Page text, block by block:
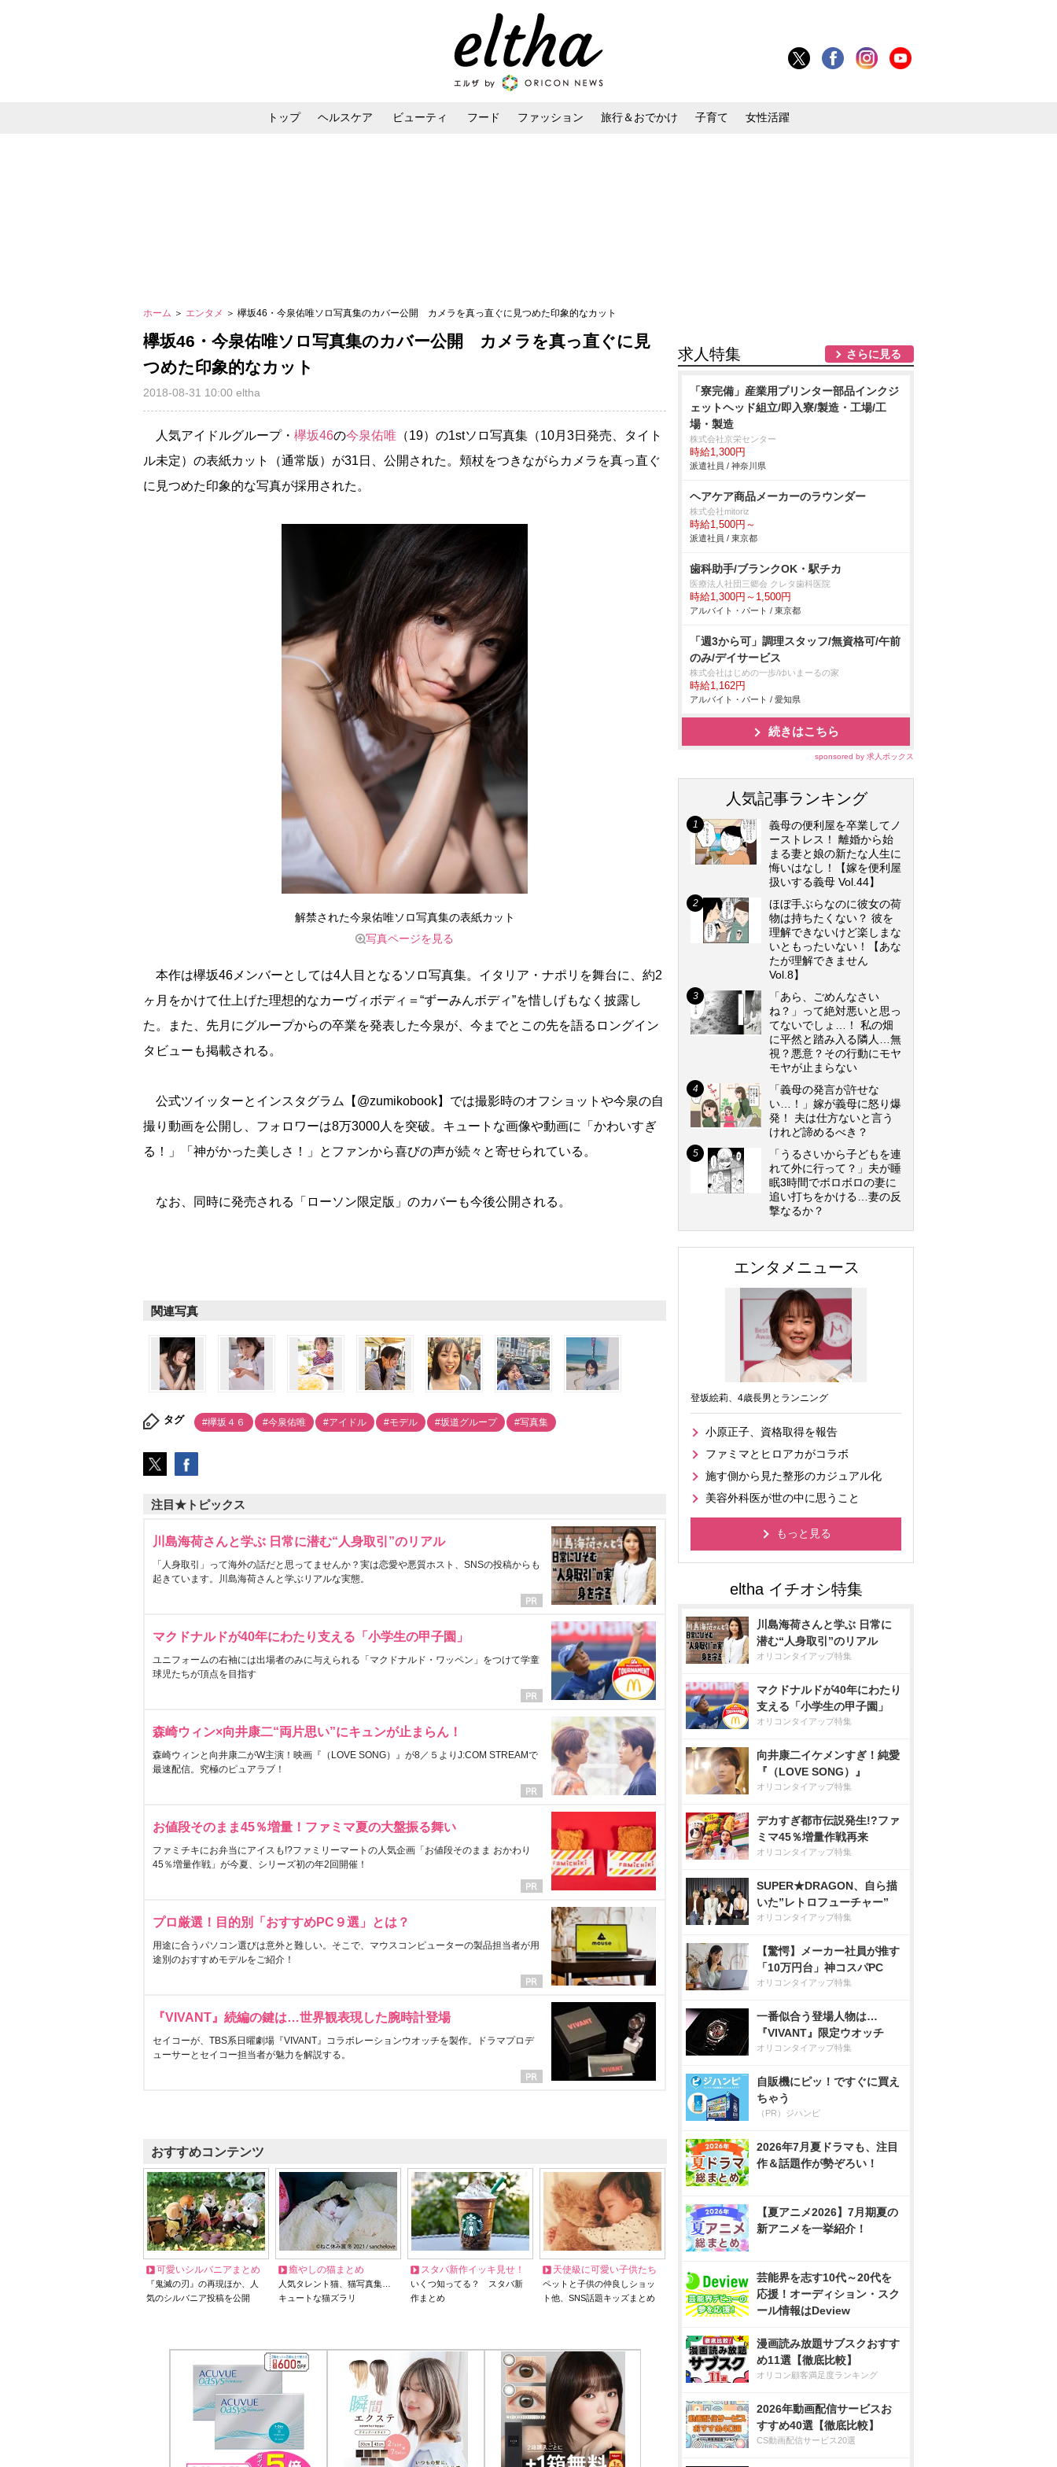
トップ ヘルスケア ビューティ フード ファッション 旅行＆おでかけ 子育て 女性活躍
ホーム ＞ エンタメ ＞ 欅坂46・今泉佑唯ソロ写真集のカバー公開 カメラを真っ直ぐに見つめた印象的なカット
欅坂46・今泉佑唯ソロ写真集のカバー公開 カメラを真っ直ぐに見
つめた印象的なカット
2018-08-31 10:00 eltha
人気アイドルグループ・ 欅坂46の今泉佑唯 （19）の1stソロ写真集（10月3日発売、タイト
ル未定）の表紙カット（通常版）が31日、公開された。頬杖をつきながらカメラを真っ直ぐ
に見つめた印象的な写真が採用された。
解禁された今泉佑唯ソロ写真集の表紙カット
写真ページを見る
本作は欅坂46メンバーとしては4人目となるソロ写真集。イタリア・ナポリを舞台に、約2
ヶ月をかけて仕上げた理想的なカーヴィボディ＝“ずーみんボディ”を惜しげもなく披露し
た。また、先月にグループからの卒業を発表した今泉が、今までとこの先を語るロングイン
タビューも掲載される。
公式ツイッターとインスタグラム【@zumikobook】では撮影時のオフショットや今泉の自
撮り動画を公開し、フォロワーは8万3000人を突破。キュートな画像や動画に「かわいすぎ
る！」「神がかった美しさ！」とファンから喜びの声が続々と寄せられている。
なお、同時に発売される「ローソン限定版」のカバーも今後公開される。
関連写真
タグ #欅坂４６ #今泉佑唯 #アイドル #モデル #坂道グループ #写真集
注目★トピックス
川島海荷さんと学ぶ 日常に潜む“人身取引”のリアル
「人身取引」って海外の話だと思ってませんか？実は恋愛や悪質ホスト、SNSの投稿からも
起きています。川島海荷さんと学ぶリアルな実態。
マクドナルドが40年にわたり支える「小学生の甲子園」
ユニフォームの右袖には出場者のみに与えられる「マクドナルド・ワッペン」をつけて学童
球児たちが頂点を目指す
森崎ウィン×向井康二“両片思い”にキュンが止まらん！
森崎ウィンと向井康二がW主演！映画『（LOVE SONG）』が8／５よりJ:COM STREAMで
最速配信。究極のピュアラブ！
お値段そのまま45％増量！ファミマ夏の大盤振る舞い
ファミチキにお弁当にアイスも!?ファミリーマートの人気企画「お値段そのまま おかわり
45％増量作戦」が今夏、シリーズ初の年2回開催！
プロ厳選！目的別「おすすめPC９選」とは？
用途に合うパソコン選びは意外と難しい。そこで、マウスコンピューターの製品担当者が用
途別のおすすめモデルをご紹介！
『VIVANT』続編の鍵は…世界観表現した腕時計登場
セイコーが、TBS系日曜劇場『VIVANT』コラボレーションウオッチを製作。ドラマプロデ
ューサーとセイコー担当者が魅力を解説する。
おすすめコンテンツ
可愛いシルバニアまとめ
『鬼滅の刃』の再現ほか、人
気のシルバニア投稿を公開
癒やしの猫まとめ
人気タレント猫、猫写真集…
キュートな猫ズラリ
スタバ新作イッキ見せ！
いくつ知ってる？ スタバ新
作まとめ
天使級に可愛い子供たち
ペットと子供の仲良しショッ
ト他、SNS話題キッズまとめ
求人特集 さらに見る
「寮完備」産業用プリンター部品インクジ
ェットヘッド組立/即入寮/製造・工場/工
場・製造
株式会社京栄センター
時給1,300円
派遣社員 / 神奈川県
ヘアケア商品メーカーのラウンダー
株式会社mitoriz
時給1,500円～
派遣社員 / 東京都
歯科助手/ブランクOK・駅チカ
医療法人社団三郷会 クレタ歯科医院
時給1,300円～1,500円
アルバイト・パート / 東京都
「週3から可」調理スタッフ/無資格可/午前
のみ/デイサービス
株式会社はじめの一歩/ゆいまーるの家
時給1,162円
アルバイト・パート / 愛知県
続きはこちら
sponsored by 求人ボックス
人気記事ランキング
義母の便利屋を卒業してノ
ーストレス！ 離婚から始
まる妻と娘の新たな人生に
悔いはなし！【嫁を便利屋
扱いする義母 Vol.44】
ほぼ手ぶらなのに彼女の荷
物は持ちたくない？ 彼を
理解できないけど楽しまな
いともったいない！【あな
たが理解できません
Vol.8】
「あら、ごめんなさい
ね？」って絶対悪いと思っ
てないでしょ…！ 私の畑
に平然と踏み入る隣人…無
視？悪意？その行動にモヤ
モヤが止まらない
「義母の発言が許せな
い…！」嫁が義母に怒り爆
発！ 夫は仕方ないと言う
けれど諦めるべき？
「うるさいから子どもを連
れて外に行って？」夫が睡
眠3時間でボロボロの妻に
追い打ちをかける…妻の反
撃なるか？
エンタメニュース
登坂絵莉、4歳長男とランニング
小原正子、資格取得を報告
ファミマとヒロアカがコラボ
施す側から見た整形のカジュアル化
美容外科医が世の中に思うこと
もっと見る
川島海荷さんと学ぶ 日常に
潜む“人身取引”のリアル
オリコンタイアップ特集
マクドナルドが40年にわたり
支える「小学生の甲子園」
オリコンタイアップ特集
向井康二イケメンすぎ！純愛
『（LOVE SONG）』
オリコンタイアップ特集
デカすぎ都市伝説発生!?ファ
ミマ45％増量作戦再来
オリコンタイアップ特集
SUPER★DRAGON、自ら描
いた”レトロフューチャー”
オリコンタイアップ特集
【驚愕】メーカー社員が推す
「10万円台」神コスパPC
オリコンタイアップ特集
一番似合う登場人物は…
『VIVANT』限定ウオッチ
オリコンタイアップ特集
自販機にピッ！ですぐに買え
ちゃう
（PR）ジハンピ
2026年7月夏ドラマも、注目
作＆話題作が勢ぞろい！
【夏アニメ2026】7月期夏の
新アニメを一挙紹介！
芸能界を志す10代～20代を
応援！オーディション・スク
ール情報はDeview
漫画読み放題サブスクおすす
め11選【徹底比較】
オリコン顧客満足度ランキング
2026年動画配信サービスお
すすめ40選【徹底比較】
CS動画配信サービス20選